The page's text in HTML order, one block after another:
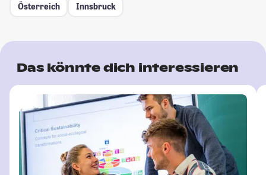
Österreich
Innsbruck
Das könnte dich interessieren